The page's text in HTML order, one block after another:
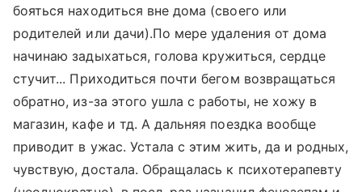
бояться находиться вне дома (своего или
родителей или дачи).По мере удаления от дома
начинаю задыхаться, голова кружиться, сердце
стучит... Приходиться почти бегом возвращаться
обратно, из-за этого ушла с работы, не хожу в
магазин, кафе и тд. А дальняя поездка вообще
приводит в ужас. Устала с этим жить, да и родных,
чувствую, достала. Обращалась к психотерапевту